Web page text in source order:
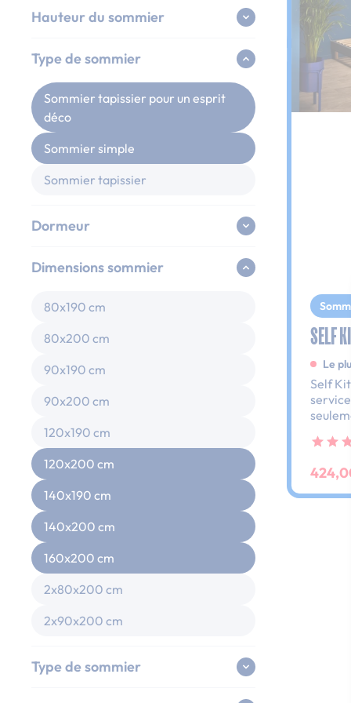
Hauteur du sommier
Type de sommier
Sommier tapissier pour un esprit
déco
Sommier simple
Sommier tapissier
Dormeur
Dimensions sommier
80x190 cm
80x200 cm
90x190 cm
90x200 cm
120x190 cm
120x200 cm
140x190 cm
140x200 cm
160x200 cm
2x80x200 cm
2x90x200 cm
Type de sommier
SELF
Le
Self
pour